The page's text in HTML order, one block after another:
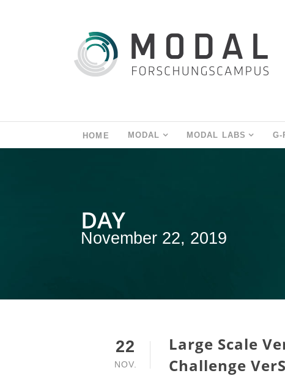
HOME MODAL MODAL LABS G-
DAY
November 22, 2019
22
NOV.
Large Scale
Challenge